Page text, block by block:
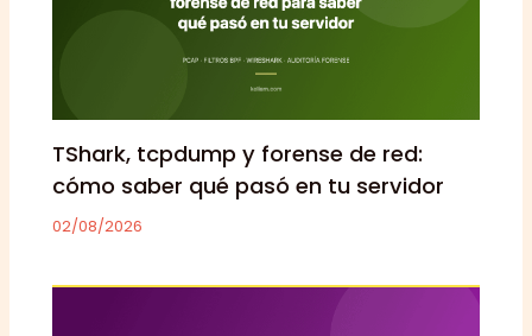
TShark, tcpdump y forense de red:
cómo saber qué pasó en tu servidor
02/08/2026